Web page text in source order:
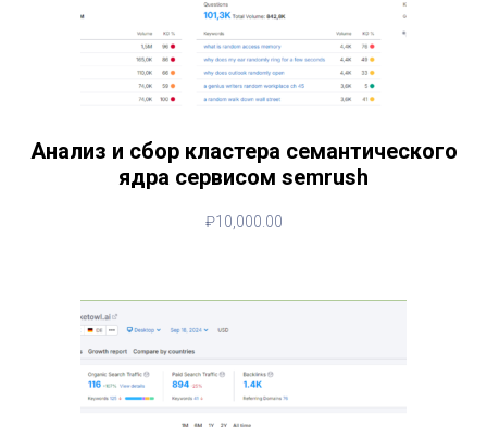
Анализ и сбор кластера семантического
ядра сервисом semrush
₽10,000.00